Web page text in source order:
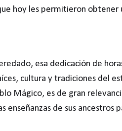
hoy les permitieron
esa dedicación de
cultura y tradiciones del
Mágico, es de gran
enseñanzas de sus ancestros